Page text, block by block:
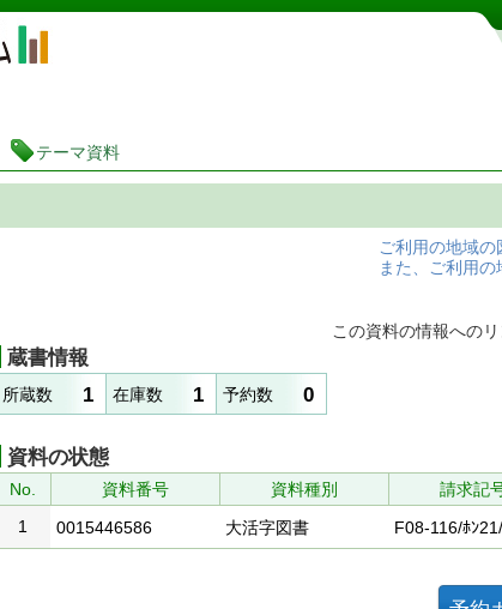
岡山県立図書館 蔵書検索・予約システム
テーマ資料
ご利用の地域の
また、ご利用
この資料の情報へのリ
蔵書情報
所蔵数 1 在庫数 1 予約数 0
資料の状態
No. 資料番号 資料種別 請求記
1
0015446586 大活字図書 F08-116/ﾎﾝ